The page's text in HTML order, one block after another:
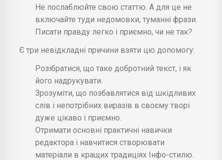
Не послаблюйте свою статтю. А для це не
включайте туди недомовки, туманні фрази.
Писати правду легко і приємно, чи не так?
Є три невідкладні причини взяти цю допомогу:
Розібратися, що таке добротний текст, і як
його надрукувати.
Зрозуміти, що позбавлятися від шкідливих
слів і непотрібних виразів в своєму творі
дуже цікаво і приємно.
Отримати основні практичні навички
редактора і навчитися створювати
матеріали в кращих традиціях Інфо-стилю.